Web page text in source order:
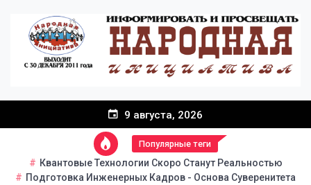
содержанию
9 августа, 2026
Популярные теги
Квантовые Технологии Скоро Станут Реальностью
Подготовка Инженерных Кадров - Основа Суверенитета